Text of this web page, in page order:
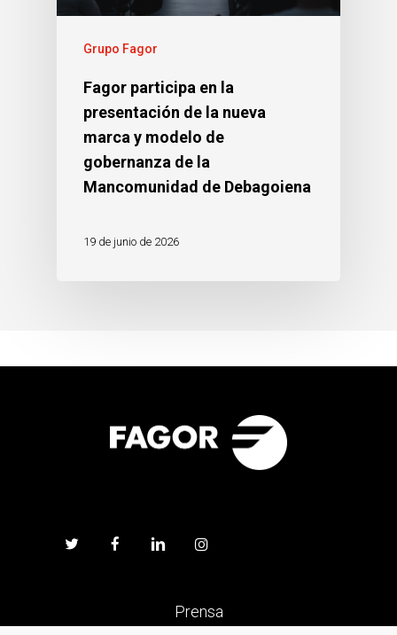
Grupo Fagor
Fagor participa en la
presentación de la nueva
marca y modelo de
gobernanza de la
Mancomunidad de Debagoiena
19 de junio de 2026
Prensa